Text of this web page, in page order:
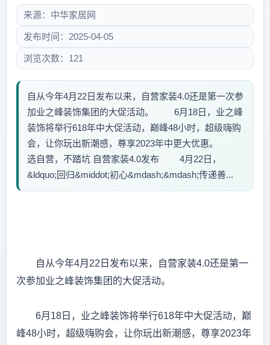
来源：中华家居网
发布时间：2025-04-05
浏览次数：121
自从今年4月22日发布以来，自营家装4.0还是第一次参
加业之峰装饰集团的大促活动。 6月18日，业之峰
装饰将举行618年中大促活动，巅峰48小时，超级嗨购
会，让你玩出新潮感，尊享2023年中更大优惠。
选自营，不踏坑 自营家装4.0发布 4月22日，
&ldquo;回归&middot;初心&mdash;&mdash;传递善...
自从今年4月22日发布以来，自营家装4.0还是第一
次参加业之峰装饰集团的大促活动。
6月18日，业之峰装饰将举行618年中大促活动，巅
峰48小时，超级嗨购会，让你玩出新潮感，尊享2023年